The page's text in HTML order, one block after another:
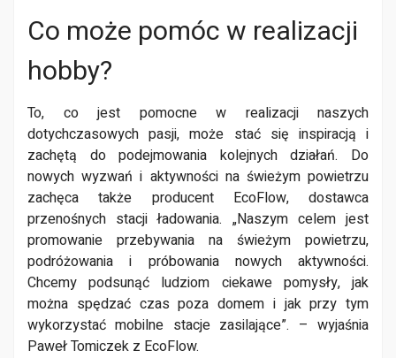
Co może pomóc w realizacji
hobby?
To, co jest pomocne w realizacji naszych
dotychczasowych pasji, może stać się inspiracją i
zachętą do podejmowania kolejnych działań. Do
nowych wyzwań i aktywności na świeżym powietrzu
zachęca także producent EcoFlow, dostawca
przenośnych stacji ładowania. „Naszym celem jest
promowanie przebywania na świeżym powietrzu,
podróżowania i próbowania nowych aktywności.
Chcemy podsunąć ludziom ciekawe pomysły, jak
można spędzać czas poza domem i jak przy tym
wykorzystać mobilne stacje zasilające”. – wyjaśnia
Paweł Tomiczek z EcoFlow.